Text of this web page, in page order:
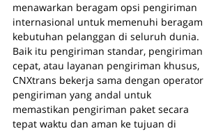
menawarkan beragam opsi pengiriman
internasional untuk memenuhi beragam
kebutuhan pelanggan di seluruh dunia.
Baik itu pengiriman standar, pengiriman
cepat, atau layanan pengiriman khusus,
CNXtrans bekerja sama dengan operator
pengiriman yang andal untuk
memastikan pengiriman paket secara
tepat waktu dan aman ke tujuan di